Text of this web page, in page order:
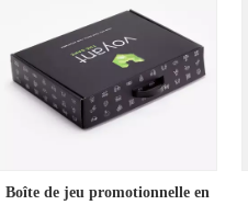
Boîte de jeu promotionnelle en